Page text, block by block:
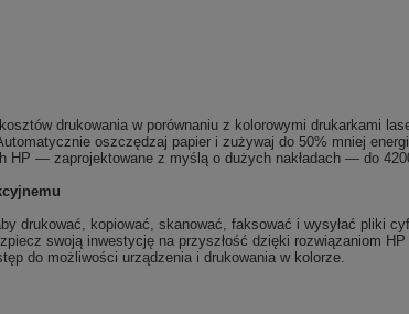
drukowania w porównaniu z kolorowymi drukarkami
oszczędzaj papier i zużywaj do 50% mniej
HP — zaprojektowane z myślą o dużych nakładach — do
kopiować, skanować, faksować i wysyłać pliki
swoją inwestycję na przyszłość dzięki rozwiązaniom
do możliwości urządzenia i drukowania w kolorze.